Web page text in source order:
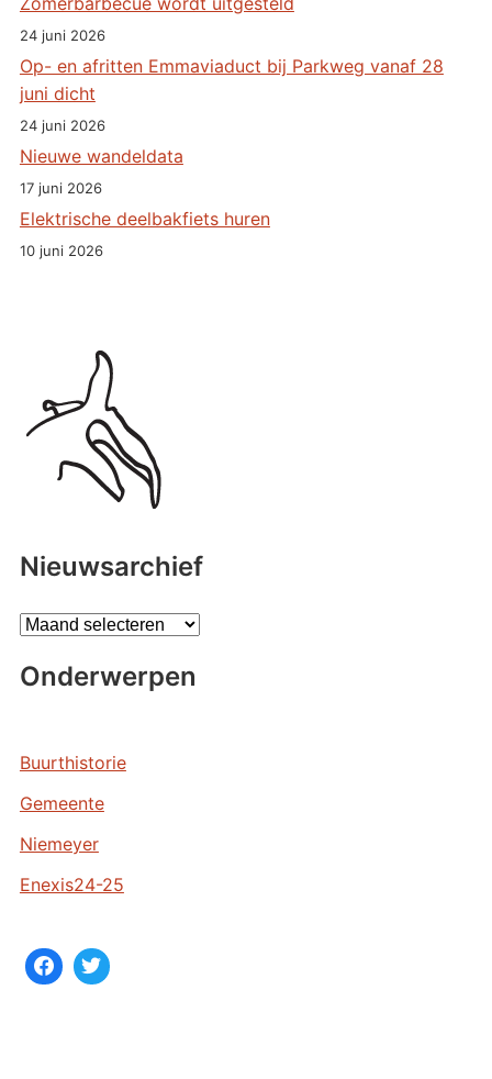
24 juni 2026
Op- en afritten Emmaviaduct bij Parkweg vanaf 28
juni dicht
24 juni 2026
Nieuwe wandeldata
17 juni 2026
Elektrische deelbakfiets huren
10 juni 2026
Nieuwsarchief
A
c
e
e
n
Onderwerpen
Buurthistorie
Gemeente
Niemeyer
Enexis24-25